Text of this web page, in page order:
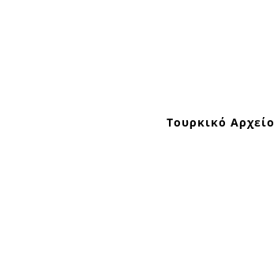
Τουρκικό Αρχείο